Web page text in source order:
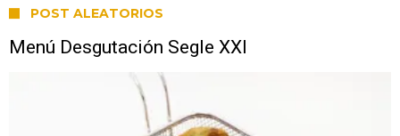
POST ALEATORIOS
Menú Desgutación Segle XXI